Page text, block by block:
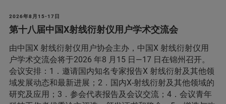
2026年8月15-17日
第十八届中国X射线衍射仪用户学术交流会
由中国X 射线衍射仪用户协会主办，中国X 射线衍射仪用
户学术交流会将于2026 年8 月15 日—17 日在锦州召开。
会议安排：1．邀请国内知名专家报告X 射线衍射及其他领
域发展动态和最新进展；2．国内X-射线衍射及其他领域的
研究及应用；3．参会代表报告及会议交流；4．会议青年